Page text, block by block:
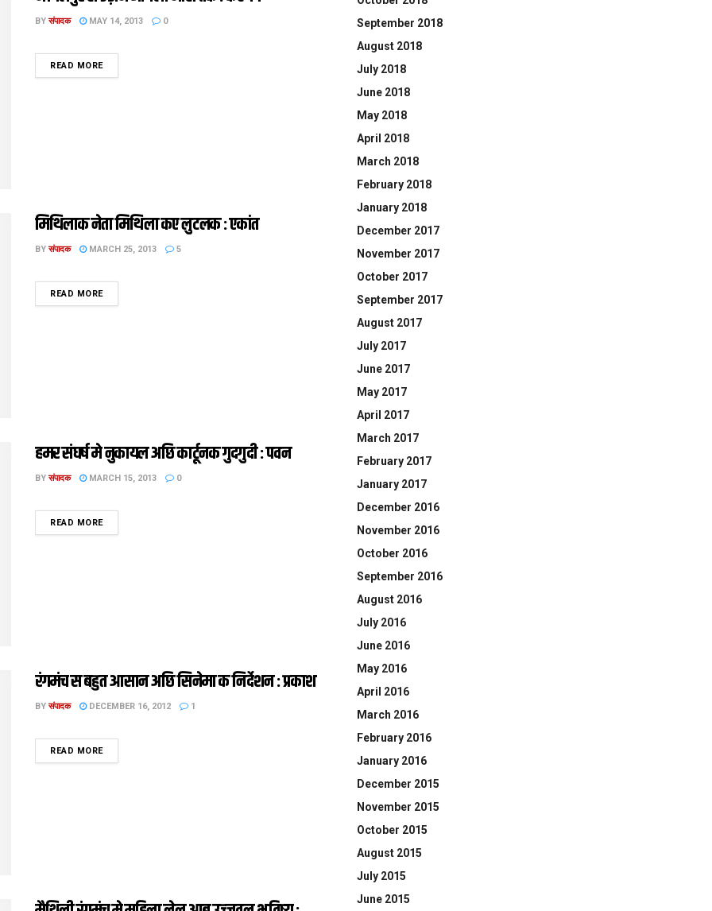
BY संपादक MAY 14, 2013 0
READ MOREDETAILS
मिथिलाक नेता मिथिला कए लुटलक : एकांत
BY संपादक MARCH 25, 2013 5
READ MOREDETAILS
हमर संघर्ष मे नुकायल अछि कार्टूनक गुदगुदी : पवन
BY संपादक MARCH 15, 2013 0
READ MOREDETAILS
रंगमंच स बहुत आसान अछि सिनेमा क निर्देशन : प्रकाश
BY संपादक DECEMBER 16, 2012 1
READ MOREDETAILS
September 2018
August 2018
July 2018
June 2018
May 2018
April 2018
March 2018
February 2018
January 2018
December 2017
November 2017
October 2017
September 2017
August 2017
July 2017
June 2017
May 2017
April 2017
March 2017
February 2017
January 2017
December 2016
November 2016
October 2016
September 2016
August 2016
July 2016
June 2016
May 2016
April 2016
March 2016
February 2016
January 2016
December 2015
November 2015
October 2015
August 2015
July 2015
June 2015